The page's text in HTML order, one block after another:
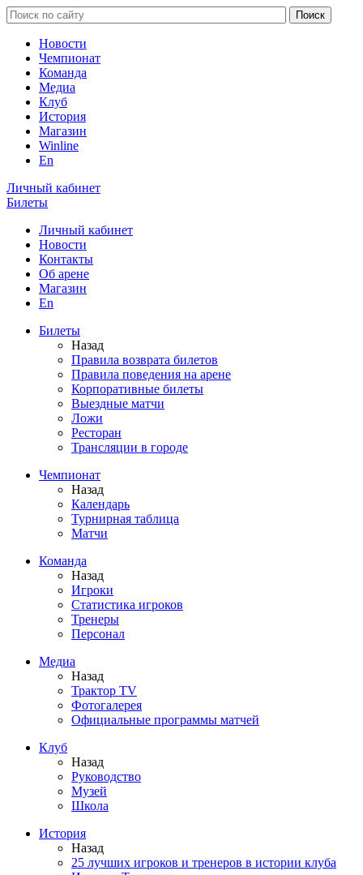
Новости
Чемпионат
Команда
Медиа
Клуб
История
Магазин
Winline
En
Личный кабинет
Билеты
Личный кабинет
Новости
Контакты
Об арене
Магазин
En
Билеты
Назад
Правила возврата билетов
Правила поведения на арене
Корпоративные билеты
Выездные матчи
Ложи
Ресторан
Трансляции в городе
Чемпионат
Назад
Календарь
Турнирная таблица
Матчи
Команда
Назад
Игроки
Статистика игроков
Тренеры
Персонал
Медиа
Назад
Трактор TV
Фотогалерея
Официальные программы матчей
Клуб
Назад
Руководство
Музей
Школа
История
Назад
25 лучших игроков и тренеров в истории клуба